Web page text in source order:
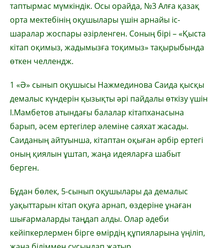
таптырмас мүмкіндік. Осы орайда, №3 Алға қазақ
орта мектебінің оқушылары үшін арнайы іс-
шаралар жоспары әзірленген. Соның бірі – «Қыста
кітап оқимыз, жадымызға тоқимыз» тақырыбында
өткен челлендж.
1 «Ә» сынып оқушысы Нажмединова Саида қысқы
демалыс күндерін қызықты әрі пайдалы өткізу үшін
І.Мамбетов атындағы балалар кітапханасына
барып, әсем ертегілер әлеміне саяхат жасады.
Саиданың айтуынша, кітаптан оқыған әрбір ертегі
оның қиялын ұштап, жаңа идеяларға шабыт
берген.
Бұдан бөлек, 5-сынып оқушылары да демалыс
уақыттарын кітап оқуға арнап, өздеріне ұнаған
шығармаларды таңдап алды. Олар әдеби
кейіпкерлермен бірге өмірдің құпияларына үңіліп,